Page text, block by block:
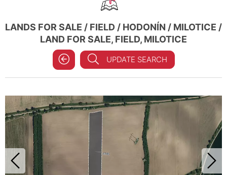
LANDS FOR SALE / FIELD / HODONÍN / MILOTICE /
LAND FOR SALE, FIELD, MILOTICE
UPDATE SEARCH